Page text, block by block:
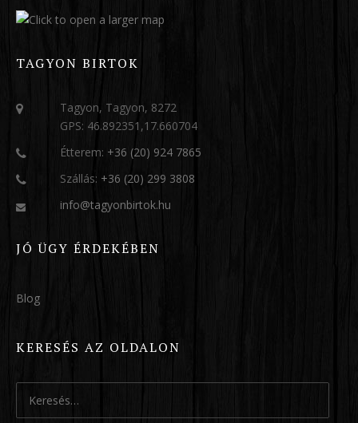
TAGYON BIRTOK
Tagyon, Tagyon, 8272
GPS: 46.892351,17.660704
Étterem: +36 (20) 924 7865
Szállás: +36 (20) 299 3808
info@tagyonbirtok.hu
JÓ ÜGY ÉRDEKÉBEN
Blog
KERESÉS AZ OLDALON